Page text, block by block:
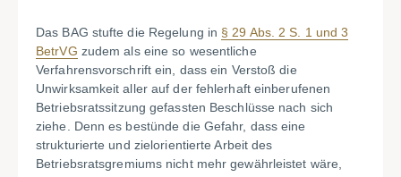
Das BAG stufte die Regelung in § 29 Abs. 2 S. 1 und 3
BetrVG zudem als eine so wesentliche
Verfahrensvorschrift ein, dass ein Verstoß die
Unwirksamkeit aller auf der fehlerhaft einberufenen
Betriebsratssitzung gefassten Beschlüsse nach sich
ziehe. Denn es bestünde die Gefahr, dass eine
strukturierte und zielorientierte Arbeit des
Betriebsratsgremiums nicht mehr gewährleistet wäre,